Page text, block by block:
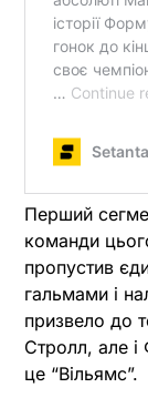
Перший
команди
пропустив
гальмами і
призвело до
Стролл, але
це “Вільямс”.